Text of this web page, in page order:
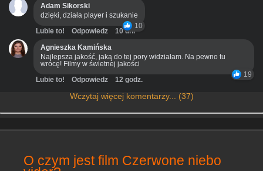
Adam Sikorski
dzięki, działa player i szukanie
10
Lubie to! Odpowiedz
10 dni
Agnieszka Kamińska
Najlepsza jakość, jaką do tej pory widziałam. Na pewno tu
wrócę! Filmy w świetnej jakości
19
Lubie to! Odpowiedz 12 godz.
Wczytaj więcej komentarzy... (37)
O czym jest film Czerwone niebo